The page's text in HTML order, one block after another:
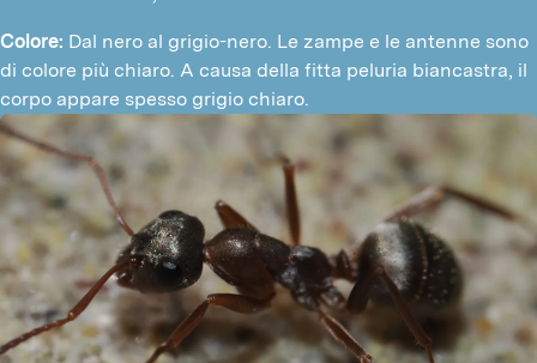
Colore: Dal nero al grigio-nero. Le zampe e le antenne sono
di colore più chiaro. A causa della fitta peluria biancastra, il
corpo appare spesso grigio chiaro.